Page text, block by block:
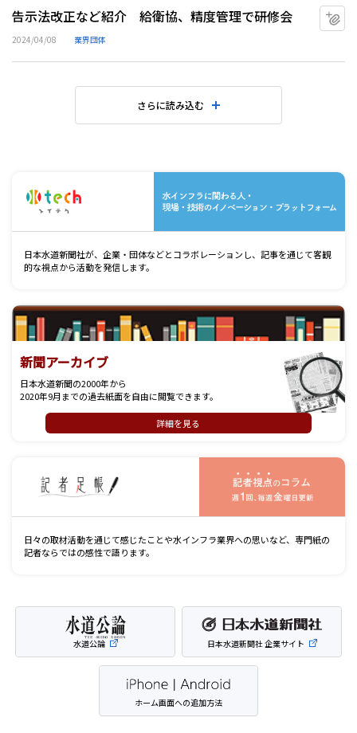
告示法改正など紹介 給衛協、精度管理で研修会
2024/04/08 業界団体
さらに読み込む
日本水道新聞社が、企業・団体などとコラボレーションし、記事を通じて客観
的な視点から活動を発信します。
新聞アーカイブ
日本水道新聞の2000年から
2020年9月までの過去紙面を自由に閲覧できます。
詳細を見る
日々の取材活動を通じて感じたことや水インフラ業界への思いなど、専門紙の
記者ならではの感性で語ります。
水道公論 日本水道新聞社 企業サイト
ホーム画面への追加方法